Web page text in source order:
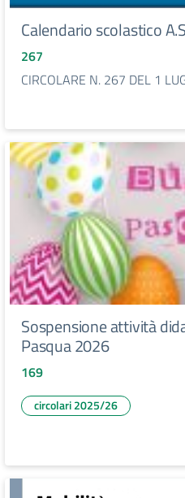
Calendario scolastico
267
CIRCOLARE N. 267 DEL 1
Sospensione attività
Pasqua 2026
169
circolari 2025/26